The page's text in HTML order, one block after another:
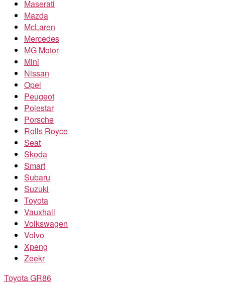
Maserati
Mazda
McLaren
Mercedes
MG Motor
Mini
Nissan
Opel
Peugeot
Polestar
Porsche
Rolls Royce
Seat
Skoda
Smart
Subaru
Suzuki
Toyota
Vauxhall
Volkswagen
Volvo
Xpeng
Zeekr
ToyotaGR86